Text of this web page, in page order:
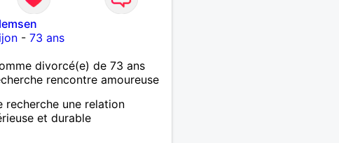
-73 ans
divorcé(e) de 73 ans
rencontre amoureuse
recherche une relation
et durable